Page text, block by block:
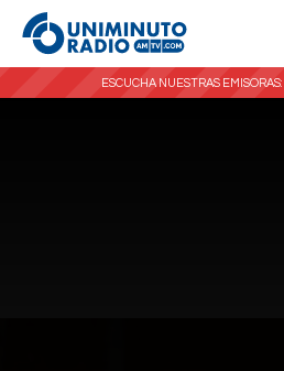
ESCUCHA NUESTRAS EMISORAS: